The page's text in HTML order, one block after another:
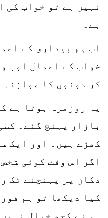
نہیں ہے تو خواب کی
ہے۔
اب ہم بیداری کے
خواب کے اعمال اور
کر دونوں کا موازنہ
یہ روزمرہ ہوتا ہے
بازار پہنچ گئے۔
کھڑے ہیں۔ اور ایک
اگر اس وقت کوئی
دکان پر پہنچنے تک
کیا دیکھا تو ہم
ہم نے کچھ خیال